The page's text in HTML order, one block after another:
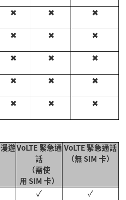
✖ ✖
✖
✖ ✖
✖
✖ ✖
✖
✖ ✖
✖
✖ ✖ ✖
漫遊VoLTE 緊急通
話
（需使
用 SIM卡）
VoLTE 緊急通話
（無 SIM卡）
✓
✓